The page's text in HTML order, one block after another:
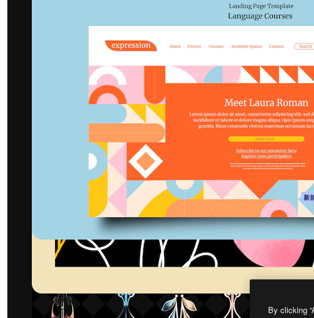
最高のクリエイティブ制作を導くためのプラ
ットフォーム。クリエイター、企業、代理
店、スタジオを含む100万人以上が利用して
います。
日本語
製品
Spaces
AI アシスタント
AI 画像生成ツール
AI 動画生成ツー
AI 音声合成ツー
ストックコンテン
ツ
Claude/ChatGPT
向けMCP
エージェント 新
API
モバイルアプリ
すべての
Copyright © 2010-2026Freepik Company S.L.U.無断複写・転載を禁じ
By clicking